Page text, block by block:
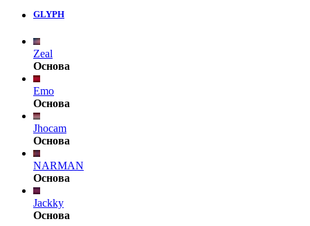
GLYPH
Zeal
Основа
Emo
Основа
Jhocam
Основа
NARMAN
Основа
Jackky
Основа